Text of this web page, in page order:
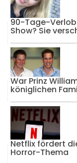
90-Tage-
Show? Sie
War Prinz
königlichen
Netflix fördert
Horror-Thema